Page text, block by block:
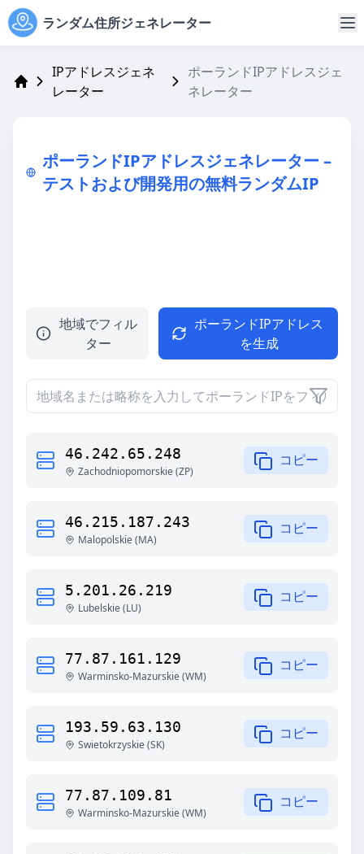
ランダム住所ジェネレーター
Address Generator
IPアドレスジェネ
レーター
ポーランドIPアドレスジェ
ネレーター
ポーランドIPアドレスジェネレーター –
テストおよび開発用の無料ランダムIP
地域でフィル
ター
ポーランドIPアドレス
を生成
46.242.65.248
Zachodniopomorskie(ZP)
コピー
46.215.187.243
Malopolskie(MA)
コピー
5.201.26.219
Lubelskie(LU)
コピー
77.87.161.129
Warminsko-Mazurskie(WM)
コピー
193.59.63.130
Swietokrzyskie(SK)
コピー
77.87.109.81
Warminsko-Mazurskie(WM)
コピー